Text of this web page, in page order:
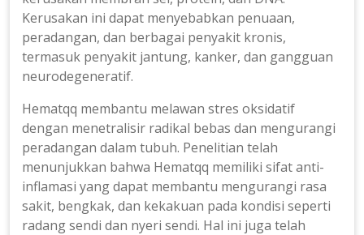
Kerusakan ini dapat menyebabkan penuaan,
peradangan, dan berbagai penyakit kronis,
termasuk penyakit jantung, kanker, dan gangguan
neurodegeneratif.
Hematqq membantu melawan stres oksidatif
dengan menetralisir radikal bebas dan mengurangi
peradangan dalam tubuh. Penelitian telah
menunjukkan bahwa Hematqq memiliki sifat anti-
inflamasi yang dapat membantu mengurangi rasa
sakit, bengkak, dan kekakuan pada kondisi seperti
radang sendi dan nyeri sendi. Hal ini juga telah